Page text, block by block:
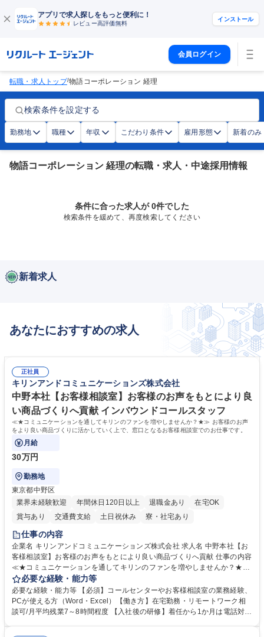
アプリで求人探しをもっと便利に！
レビュー高評価無料
インストール
会員ログイン
転職・求人トップ/物語コーポレーション 経理
検索条件を設定する
勤務地 職種 年収 こだわり条件 雇用形態 新着のみ
物語コーポレーション 経理の転職・求人・中途採用情報
条件に合った求人が 0件でした
検索条件を緩めて、再度検索してください
新着求人
あなたにおすすめの求人
正社員
キリンアンドコミュニケーションズ株式会社
中野本社【お客様相談室】お客様のお声をもとにより良
い商品づくりへ貢献 インバウンドコールスタッフ
≪★コミュニケーションを通してキリンのファンを増やしませんか？★≫ お客様のお声
をより良い商品づくりに活かしていく上で、窓口となるお客様相談室でのお仕事です。
月給
30万円
勤務地
東京都中野区
業界未経験歓迎
年間休日120日以上 退職金あり
在宅OK
賞与あり
交通費支給 土日祝休み 寮・社宅あり
仕事の内容
企業名 キリンアンドコミュニケーションズ株式会社 求人名 中野本社【お
客様相談室】お客様のお声をもとにより良い商品づくりへ貢献 仕事の内容
≪★コミュニケーションを通してキリンのファンを増やしませんか？★≫
お客様のお声をより良い商品づくりに活かしていく上で、窓口となるお客
様相談室でのお仕事です。 日々お客様からいただくキリングループへのご
意見を、企業活動に活かしています。お客様からの声に迅速かつ誠意をも
って対応、情報提供するとともにグループ内活動に反映しています。 【具
必要な経験・能力等
必要な経験・能力等 【必須】コールセンターやお客様相談室の業務経験、
PCが使える方（Word・Excel）【働き方】在宅勤務・リモートワーク相
談可/月平均残業7～8時間程度 【入社後の研修】着任から1か月は電話対応